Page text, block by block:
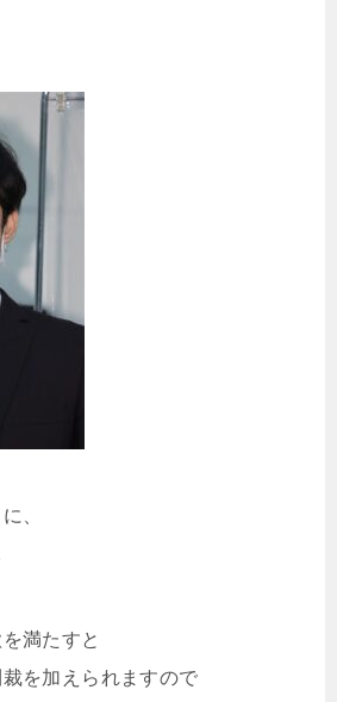
、
満たすと
を加えられますので